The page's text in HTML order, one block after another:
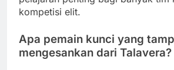
kompetisi elit.
Apa pemain kunci yang
mengesankan dari Talavera?